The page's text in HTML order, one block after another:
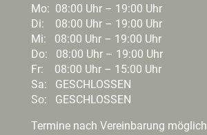
Mo: 08:00 Uhr – 19:00 Uhr
Di: 08:00 Uhr – 19:00 Uhr
Mi: 08:00 Uhr – 19:00 Uhr
Do: 08:00 Uhr – 19:00 Uhr
Fr: 08:00 Uhr – 15:00 Uhr
Sa: GESCHLOSSEN
So: GESCHLOSSEN
Termine nach Vereinbarung möglich